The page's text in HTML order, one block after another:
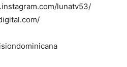
lunatv53/